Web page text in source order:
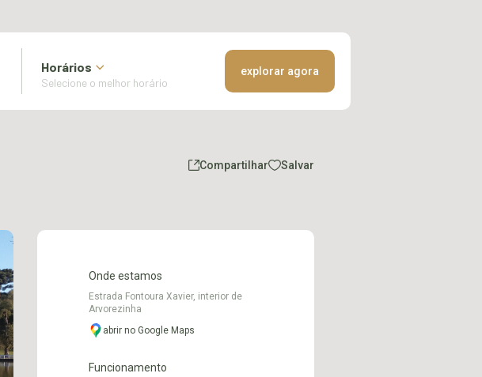
Horários explorar agora
Compartilhar Salvar
Onde estamos
Estrada Fontoura Xavier, interior de
Arvorezinha
abrir no Google Maps
Funcionamento